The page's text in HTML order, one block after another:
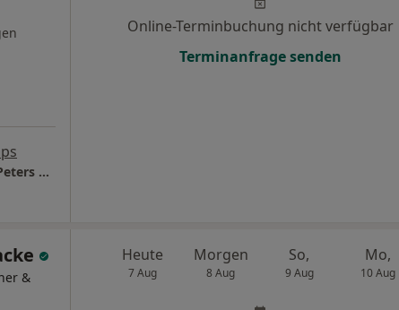
Plastische Chirurgie Hamburg Dr.med. Tina Peters Fachärztin für Plastische- und Ästhetische Chirurgie
Online-Terminbuchung nicht verfügbar
Terminanfrage senden
&
Heute
7 Aug
Morgen
8 Aug
So,
9 Aug
Mo,
10 Aug